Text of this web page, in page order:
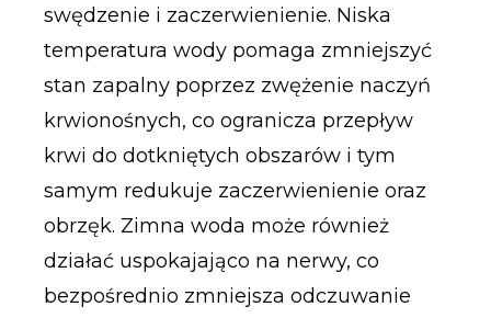
swędzenie i zaczerwienienie. Niska
temperatura wody pomaga zmniejszyć
stan zapalny poprzez zwężenie naczyń
krwionośnych, co ogranicza przepływ
krwi do dotkniętych obszarów i tym
samym redukuje zaczerwienienie oraz
obrzęk. Zimna woda może również
działać uspokajająco na nerwy, co
bezpośrednio zmniejsza odczuwanie